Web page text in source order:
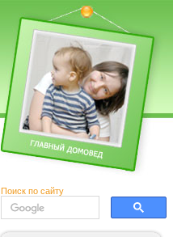
Поиск по сайту